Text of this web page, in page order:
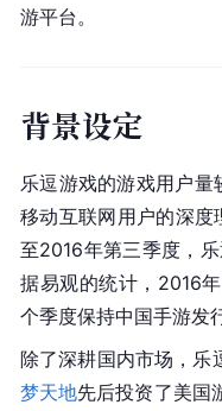
游平台。
背景设定
乐逗游戏的游戏用户
移动互联网 用户的深
至2016年第三季度，
据易观的统计，2016
个季度保持中国手游发
除了深耕国内市场，乐
梦天地先后投资了美国